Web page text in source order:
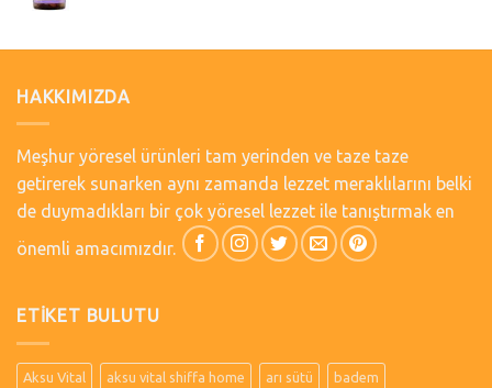
HAKKIMIZDA
Meşhur yöresel ürünleri tam yerinden ve taze taze
getirerek sunarken aynı zamanda lezzet meraklılarını belki
de duymadıkları bir çok yöresel lezzet ile tanıştırmak en
önemli amacımızdır.
ETIKET BULUTU
Aksu Vital aksu vital shiffa home arı sütü badem